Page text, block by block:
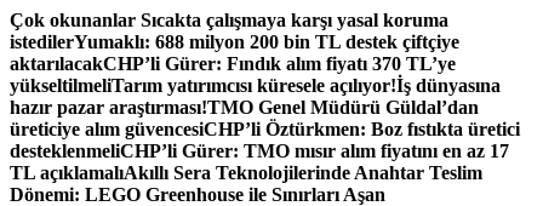
İçeriğe
atla
Çok okunanlar Sıcakta çalışmaya karşı yasal koruma
istedilerYumaklı: 688 milyon 200 bin TL destek çiftçiye
aktarılacakCHP’li Gürer: Fındık alım fiyatı 370 TL’ye
yükseltilmeliTarım yatırımcısı küresele açılıyor!İş dünyasına
hazır pazar araştırması!TMO Genel Müdürü Güldal’dan
üreticiye alım güvencesiCHP’li Öztürkmen: Boz fıstıkta üretici
desteklenmeliCHP’li Gürer: TMO mısır alım fiyatını en az 17
TL açıklamalıAkıllı Sera Teknolojilerinde Anahtar Teslim
Dönemi: LEGO Greenhouse ile Sınırları Aşan